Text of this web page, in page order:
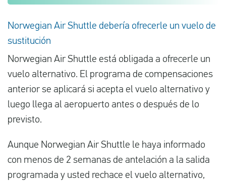
Norwegian Air Shuttle debería ofrecerle un vuelo de
sustitución
Norwegian Air Shuttle está obligada a ofrecerle un
vuelo alternativo. El programa de compensaciones
anterior se aplicará si acepta el vuelo alternativo y
luego llega al aeropuerto antes o después de lo
previsto.
Aunque Norwegian Air Shuttle le haya informado
con menos de 2 semanas de antelación a la salida
programada y usted rechace el vuelo alternativo,